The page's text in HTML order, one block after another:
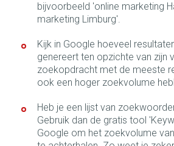
bijvoorbeeld 'online marketing
marketing Limburg'.
Kijk in Google hoeveel
genereert ten opzichte van zijn
zoekopdracht met de meeste
ook een hoger zoekvolume
Heb je een lijst van
Gebruik dan de gratis tool
Google om het zoekvolume